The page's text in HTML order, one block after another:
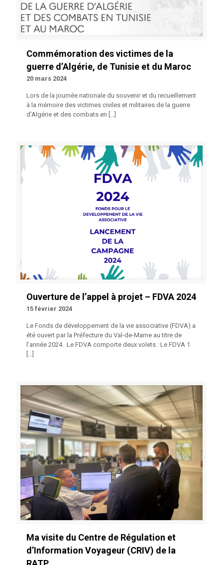
Commémoration des victimes de la
guerre d’Algérie, de Tunisie et du Maroc
20 mars 2024
Lors de la journée nationale du souvenir et du recueillement
à la mémoire des victimes civiles et militaires de la guerre
d’Algérie et des combats en […]
Ouverture de l’appel à projet – FDVA 2024
15 février 2024
Le Fonds de développement de la vie associative (FDVA) a
été ouvert par la Préfecture du Val-de-Marne au titre de
l’année 2024. Le FDVA comporte deux volets : Le FDVA 1
[…]
Ma visite du Centre de Régulation et
d’Information Voyageur (CRIV) de la